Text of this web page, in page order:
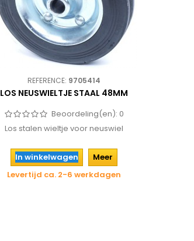
REFERENCE: 9705414
LOS NEUSWIELTJE STAAL 48MM
Beoordeling(en): 0
Los stalen wieltje voor neuswiel
In winkelwagen
Meer
Levertijd ca. 2-6 werkdagen